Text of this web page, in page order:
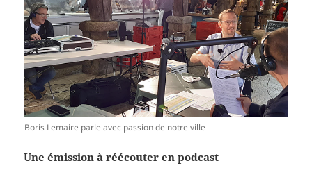
Boris Lemaire parle avec passion de notre ville
Une émission à réécouter en podcast